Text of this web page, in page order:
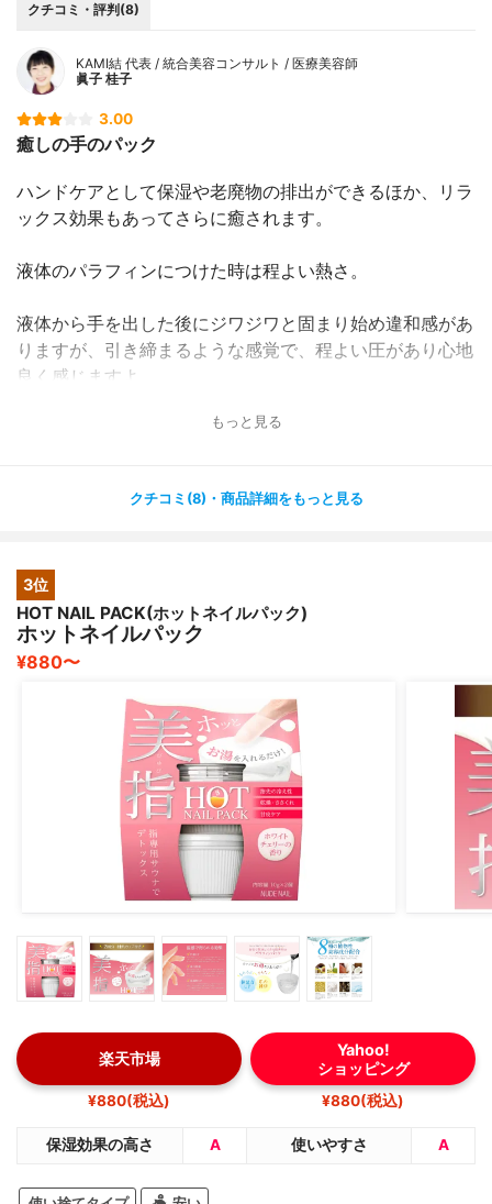
クチコミ・評判(8)
KAMI結 代表 / 統合美容コンサルト / 医療美容師
眞子 桂子
3.00
癒しの手のパック
ハンドケアとして保湿や老廃物の排出ができるほか、リラ
ックス効果もあってさらに癒されます。
液体のパラフィンにつけた時は程よい熱さ。
液体から手を出した後にジワジワと固まり始め違和感があ
りますが、引き締まるような感覚で、程よい圧があり心地
良く感じますよ。
仕上がりはしっとりスベスベ、全身がポカポカして代謝も
もっと見る
クチコミ(8)・商品詳細をもっと見る
3位
HOT NAIL PACK(ホットネイルパック)
ホットネイルパック
¥880〜
楽天市場
¥880(税込)
Yahoo!
ショッピング
¥880(税込)
保湿効果の高さ A 使いやすさ A